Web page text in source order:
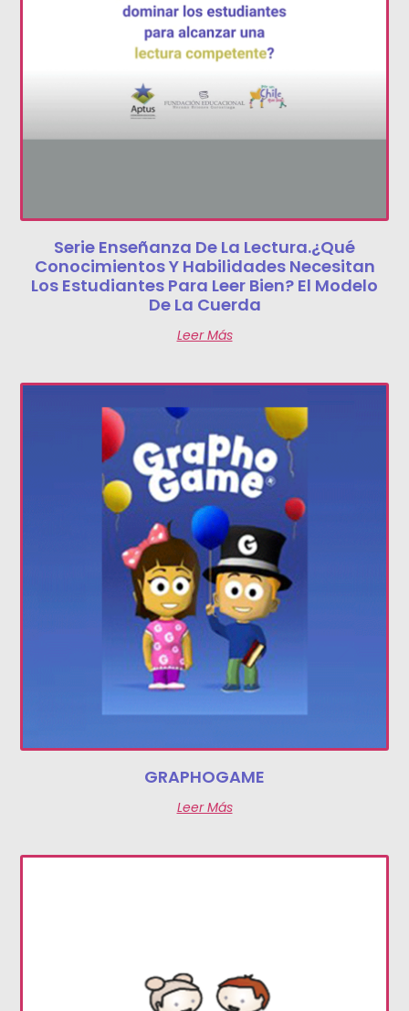
Serie Enseñanza De La Lectura.¿Qué
Conocimientos Y Habilidades Necesitan
Los Estudiantes Para Leer Bien? El Modelo
De La Cuerda
Leer Más
GRAPHOGAME
Leer Más